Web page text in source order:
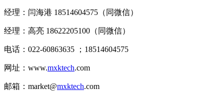
经理：闫海港 18514604575（同微信）
经理：高亮 18622205100（同微信）
电话：022-60863635 ；18514604575
网址：www.mxktech.com
邮箱：market@mxktech.com